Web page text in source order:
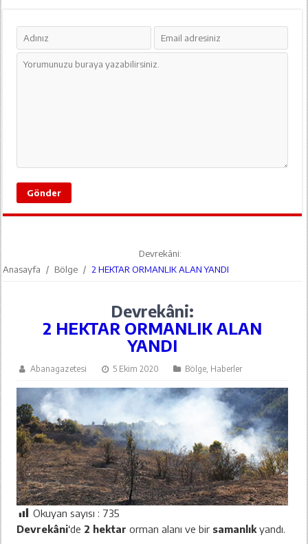
Anasayfa / Bölge /
Devrekâni:
2 HEKTAR ORMANLIK ALAN YANDI
Devrekâni:
2 HEKTAR ORMANLIK ALAN
YANDI
Abanagazetesi 5 Ekim 2020 Bölge, Haberler
Okuyan sayısı : 735
Devrekâni‘de 2 hektar orman alanı ve bir samanlık yandı.